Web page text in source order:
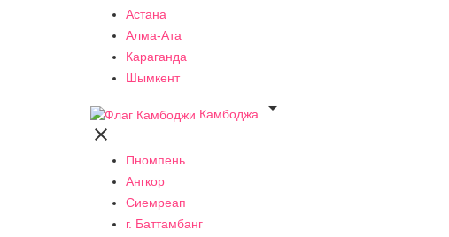
Астана
Алма-Ата
Караганда
Шымкент
Камбоджа


Пномпень
Ангкор
Сиемреап
г. Баттамбанг